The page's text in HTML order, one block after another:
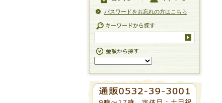
パスワードをお忘れの方はこちら